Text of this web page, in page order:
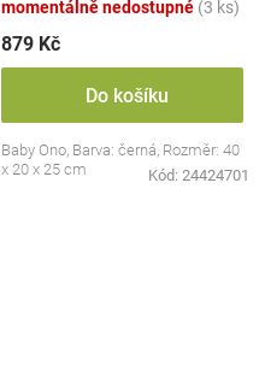
momentálně nedostupné (3 ks)
879 Kč
Do košíku
Baby Ono, Barva: černá, Rozměr: 40
x 20 x 25 cm
Kód: 24424701